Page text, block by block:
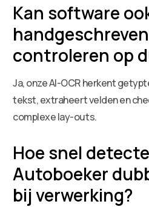
Kan software
controleren op
Ja, onze AI-OCR herkent
tekst, extraheert velden en
complexe lay-outs.
Hoe snel
Autoboeker
bij verwerking?